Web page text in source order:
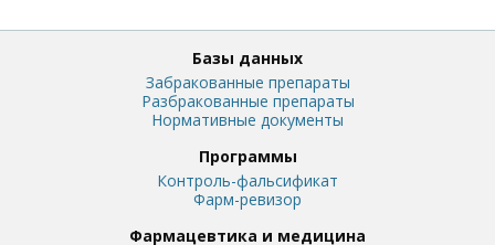
Базы данных
Забракованные препараты
Разбракованные препараты
Нормативные документы
Программы
Контроль-фальсификат
Фарм-ревизор
Фармацевтика и медицина